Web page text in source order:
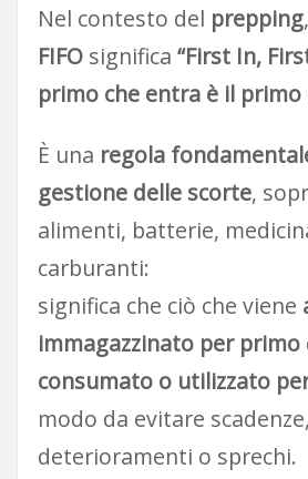
Nel contesto del prepping
FIFOsignifica “First In,
primo che entra è il primo
È una regola
gestione delle scorte,
alimenti, batterie,
carburanti:
significa che ciò che viene
immagazzinato per primo
consumato o utilizzato
modo da evitare scadenze,
deterioramenti o sprechi.